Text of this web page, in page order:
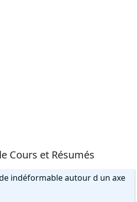
Cours et Résumés
indéformable autour d un axe